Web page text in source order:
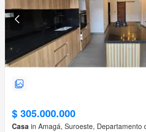
$ 305.000.000
Casa in Amagá, Suroeste, Departamento